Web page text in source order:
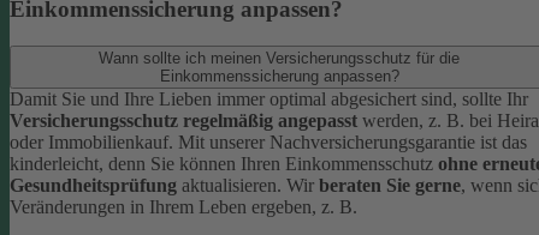
Einkommenssicherung anpassen?
Wann sollte ich meinen Versicherungsschutz für die
Einkommenssicherung anpassen?
Damit Sie und Ihre Lieben immer optimal abgesichert sind, sollte Ihr
Versicherungsschutz regelmäßig angepasst werden, z. B. bei
oder Immobilienkauf. Mit unserer Nachversicherungsgarantie ist das
kinderleicht, denn Sie können Ihren Einkommensschutz ohne
Gesundheitsprüfung aktualisieren. Wir beraten Sie gerne, wenn
Veränderungen in Ihrem Leben ergeben, z. B.